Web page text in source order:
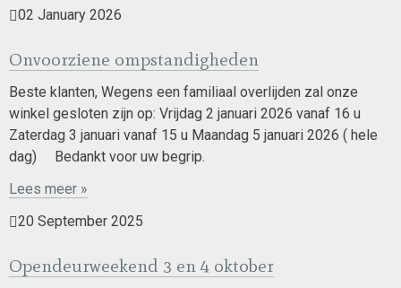
02 January 2026
Onvoorziene ompstandigheden
Beste klanten, Wegens een familiaal overlijden zal onze
winkel gesloten zijn op: Vrijdag 2 januari 2026 vanaf 16 u
Zaterdag 3 januari vanaf 15 u Maandag 5 januari 2026 ( hele
dag) Bedankt voor uw begrip.
Lees meer »
20 September 2025
Opendeurweekend 3 en 4 oktober